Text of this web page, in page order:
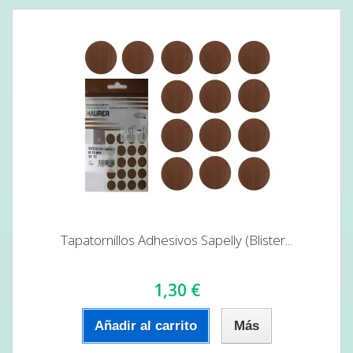
Tapatornillos Adhesivos Sapelly (Blister...
1,30 €
Añadir al carrito Más